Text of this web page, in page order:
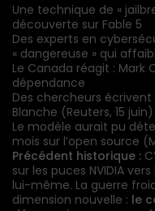
Une technique de «
découverte sur Fable 5
Des experts en
« dangereuse » qui
Le Canada réagit : Mark
dépendance
Des chercheurs
Blanche (Reuters, 15 juin)
Le modèle aurait pu
mois sur l’open source
Précédent historique :
sur les puces NVIDIA
lui-même. La guerre
dimension nouvelle : le